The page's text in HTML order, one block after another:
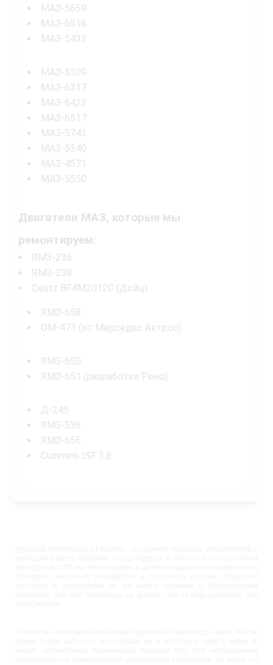
МАЗ-5659
МАЗ-6516
МАЗ-5432
МАЗ-5309
МАЗ-6317
МАЗ-6422
МАЗ-6517
МАЗ-5743
МАЗ-5340
МАЗ-4571
МАЗ-5550
Двигатели МАЗ, которые мы
ремонтируем:
ЯМЗ-236
ЯМЗ-238
Deutz BF4M2012C (Дойц)
ЯМЗ-658
OM-471 (от Мерседес Актрос)
ЯМЗ-650
ЯМЗ-651 (разработка Рено)
Д-245
ЯМЗ-536
ЯМЗ-656
Cummins ISF 3.8